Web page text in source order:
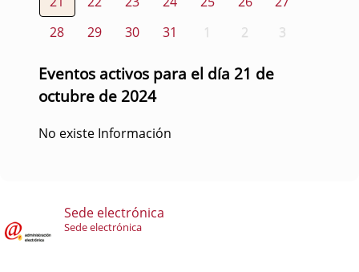
28
29 30 31 1 2 3
Eventos activos para el día 21 de
octubre de 2024
No existe Información
Sede electrónica
Sede electrónica